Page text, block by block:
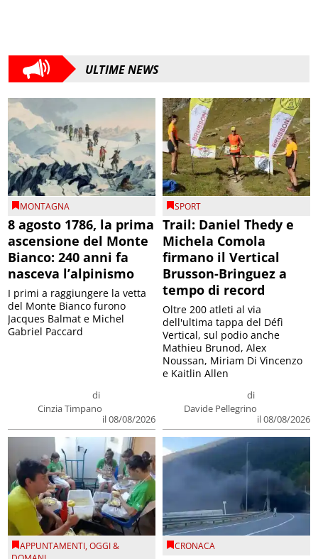
ULTIME NEWS
MONTAGNA
8 agosto 1786, la prima
ascensione del Monte
Bianco: 240 anni fa
nasceva l’alpinismo
di
Cinzia Timpano
il 08/08/2026
I primi a raggiungere la vetta
del Monte Bianco furono
Jacques Balmat e Michel
Gabriel Paccard
SPORT
Trail: Daniel Thedy e
Michela Comola
firmano il Vertical
Brusson-Bringuez a
tempo di record
di
Davide Pellegrino
il 08/08/2026
Oltre 200 atleti al via
dell'ultima tappa del Défì
Vertical, sul podio anche
Mathieu Brunod, Alex
Noussan, Miriam Di Vincenzo
e Kaitlin Allen
APPUNTAMENTI,OGGI &
CRONACA